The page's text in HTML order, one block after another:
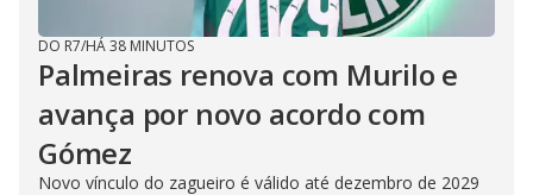
DO R7/HÁ 38 MINUTOS
Palmeiras renova com Murilo e
avança por novo acordo com
Gómez
Novo vínculo do zagueiro é válido até dezembro de 2029